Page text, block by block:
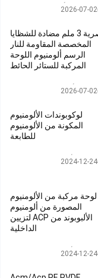
لوح الألمنيوم المركب PE
2026-07-02
عصرية 3 ملم مضادة للشظايا
المخصصة المقاومة للنار
الرسم ألومنيوم اللوحة
المركبة للستائر الحائط
لوح الألمنيوم المركب PVDF
2026-07-02
لوكوبوندات الألومنيوم
المكونة من الألومنيوم
للطابعة
الألومنيوم لوحة المركبة2024-12-24
لوحة مركبة من الألومنيوم
المصورة من ألومنيوم
الألبوبوند من ACP لتزيين
الداخلية
الألومنيوم لوحة المركبة2024-12-24